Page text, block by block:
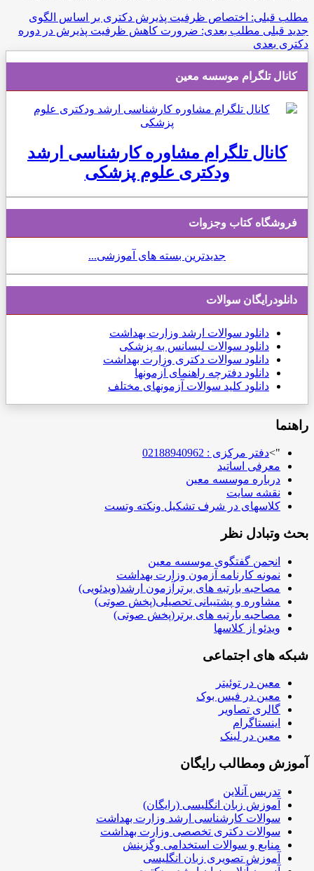
مطلب قبلی: اختصاص ظرفیت پذیرش دکتری بر اساس الگوی
جدید قبلی مطلب بعدی: ضرورت کاهش ظرفیت پذیرش در دوره
دکتری بعدی
کانال تلگرام موسسه معین
کانال تلگرام مشاوره کارشناسی ارشد
ودکتری علوم پزشکی
فروشگاه کتاب وجزوات
جدیدترین بسته های آموزشی...
دانلودرایگان سوالات
دانلود سوالات ارشد وزارت بهداشت
دانلود سوالات لیسانس به پزشکی
دانلود سوالات دکتری وزارت بهداشت
دانلود دفترچه راهنمای آزمونها
دانلود کلید سوالات آزمونهای مختلف
راهنما
">دفتر مرکزی : 02188940962
معرفی اساتید
درباره موسسه معین
نقشه سایت
کلاسهای در شرف تشکیل ونکته وتست
بحث وتبادل نظر
انجمن گفتگوی موسسه معین
نمونه کارنامه آزمون وزارت بهداشت
مصاحبه بارتبه های برترآزمون ارشد(ویدئویی)
مشاوره و پشتیبانی تحصیلی(پخش صوتی)
مصاحبه بارتبه های برتر(پخش صوتی)
ویدئو از کلاسها
شبکه های اجتماعی
معین در توئیتر
معین در فیس بوک
گالری تصاویر
اینستاگرام
معین در لینک
آموزش ومطالب رایگان
تدریس آنلاین
آموزش زبان انگلیسی (رایگان)
سوالات کارشناسی ارشد وزارت بهداشت
سوالات دکتری تخصصی وزارت بهداشت
منابع و سوالات استخدامی وگزینش
آموزش تصویری زبان انگلیسی